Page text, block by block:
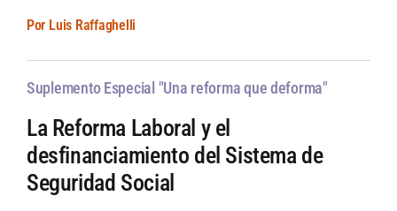
Por Luis Raffaghelli
Suplemento Especial "Una reforma que deforma"
La Reforma Laboral y el
desfinanciamiento del Sistema de
Seguridad Social